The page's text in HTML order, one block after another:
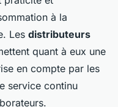
à la
Les distributeurs
quant à eux une
en compte par les
service continu